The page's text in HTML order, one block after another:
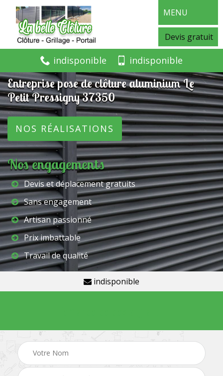
MENU
Devis gratuit
indisponible indisponible
Entreprise pose de clôture aluminium Le
Petit Pressigny 37350
NOS RÉALISATIONS
Nos engagements
Devis et déplacement gratuits
Sans engagement
Artisan passionné
Prix imbattable
Travail de qualité
indisponible